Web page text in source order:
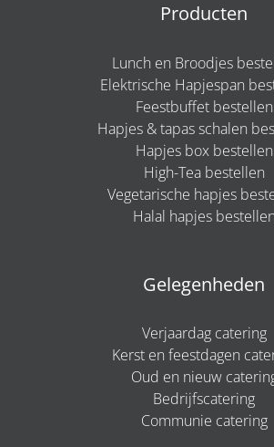
Producten
Lunch en Broodjes
Elektrische Hapjespan
Feestbuffet bestellen
Hapjes & tapas schalen
Hapjes box bestellen
High-Tea bestellen
Vegetarische hapjes
Halal hapjes bestellen
Gelegenheden
Verjaardag catering
Kerst en feestdagen
Oud en nieuw
Bedrijfscatering
Communie catering